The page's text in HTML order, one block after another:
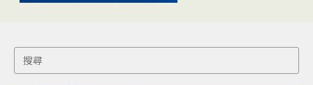
Search
for: